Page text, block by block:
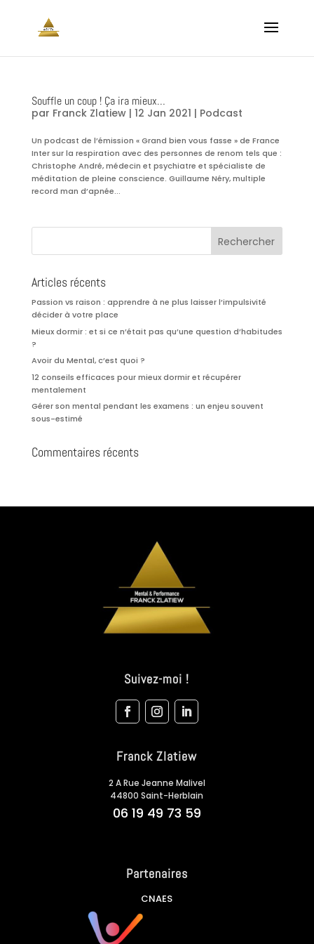
Souffle un coup ! Ça ira mieux…
par Franck Zlatiew| 12 Jan 2021 | Podcast
Un podcast de l’émission « Grand bien vous fasse » de France
Inter sur la respiration avec des personnes de renom tels que :
Christophe André, médecin et psychiatre et spécialiste de
méditation de pleine conscience. Guillaume Néry, multiple
record man d’apnée...
Articles récents
Passion vs raison : apprendre à ne plus laisser l’impulsivité
décider à votre place
Mieux dormir : et si ce n’était pas qu’une question d’habitudes
?
Avoir du Mental, c’est quoi ?
12 conseils efficaces pour mieux dormir et récupérer
mentalement
Gérer son mental pendant les examens : un enjeu souvent
sous-estimé
Commentaires récents
Suivez-moi !
Franck Zlatiew
2 A Rue Jeanne Malivel
44800 Saint-Herblain
06 19 49 73 59
Partenaires
CNAES